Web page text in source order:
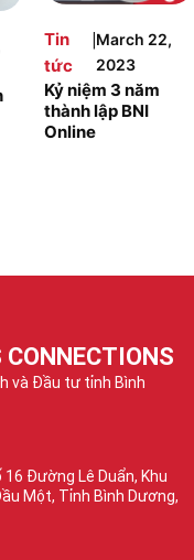
Tin
tức
|March 22,
2023
Kỷ niệm 3 năm
thành lập BNI
Online
và Đầu tư tỉnh Bình
Đường Lê Duẩn, Khu
Một, Tỉnh Bình Dương,